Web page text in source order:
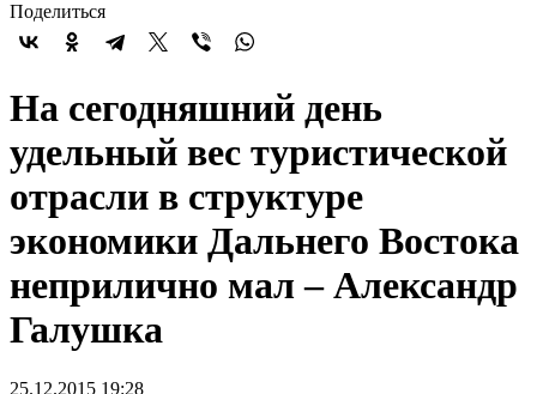
Поделиться
На сегодняшний день
удельный вес туристической
отрасли в структуре
экономики Дальнего Востока
неприлично мал – Александр
Галушка
25.12.2015 19:28